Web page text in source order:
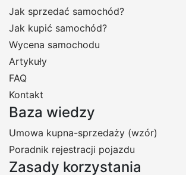
Jak sprzedać samochód?
Jak kupić samochód?
Wycena samochodu
Artykuły
FAQ
Kontakt
Baza wiedzy
Umowa kupna-sprzedaży (wzór)
Poradnik rejestracji pojazdu
Zasady korzystania